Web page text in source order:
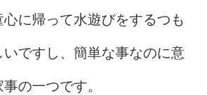
に帰って水遊びをするつも
いですし、簡単な事なのに意
の一つです。